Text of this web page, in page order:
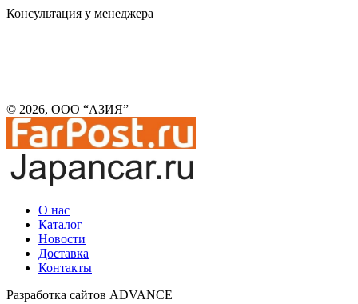
Консультация у менеджера
© 2026, ООО “АЗИЯ”
О нас
Каталог
Новости
Доставка
Контакты
Разработка сайтов ADVANCE